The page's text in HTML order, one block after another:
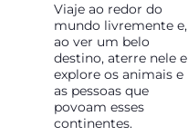
Viaje ao redor do
mundo livremente e,
ao ver um belo
destino, aterre nele e
explore os animais e
as pessoas que
povoam esses
continentes.